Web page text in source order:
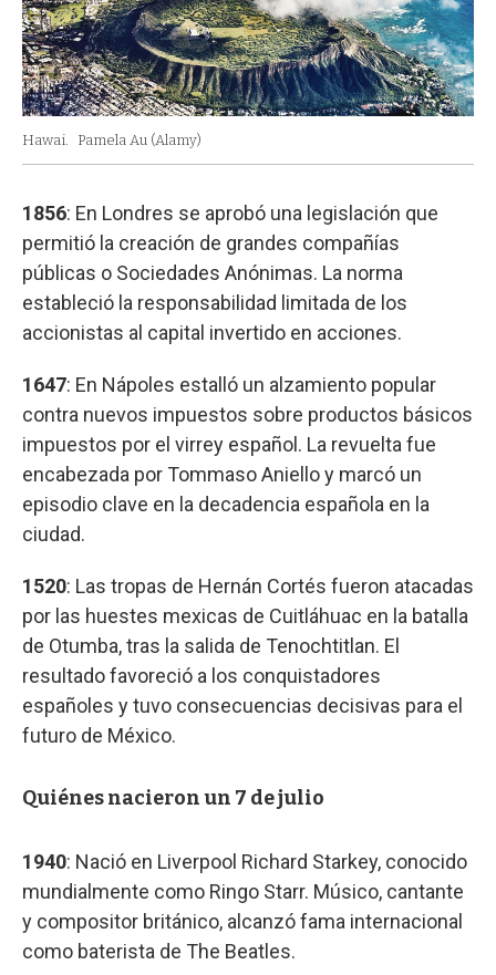
Hawai. Pamela Au (Alamy)
1856: En Londres se aprobó una legislación que
permitió la creación de grandes compañías
públicas o Sociedades Anónimas. La norma
estableció la responsabilidad limitada de los
accionistas al capital invertido en acciones.
1647: En Nápoles estalló un alzamiento popular
contra nuevos impuestos sobre productos básicos
impuestos por el virrey español. La revuelta fue
encabezada por Tommaso Aniello y marcó un
episodio clave en la decadencia española en la
ciudad.
1520: Las tropas de Hernán Cortés fueron atacadas
por las huestes mexicas de Cuitláhuac en la batalla
de Otumba, tras la salida de Tenochtitlan. El
resultado favoreció a los conquistadores
españoles y tuvo consecuencias decisivas para el
futuro de México.
Quiénes nacieron un 7 de julio
1940: Nació en Liverpool Richard Starkey, conocido
mundialmente como Ringo Starr. Músico, cantante
y compositor británico, alcanzó fama internacional
como baterista de The Beatles.